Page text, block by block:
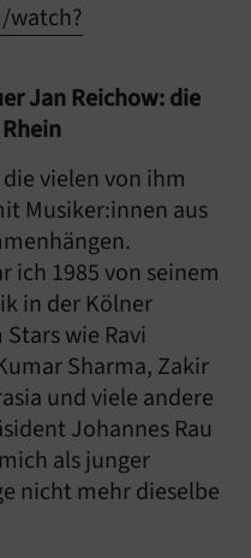
Jan Reichow: die
vielen von ihm
Musiker:innen aus
ich 1985 von seinem
in der Kölner
wie Ravi
Sharma, Zakir
und viele andere
Johannes Rau
als junger
nicht mehr dieselbe